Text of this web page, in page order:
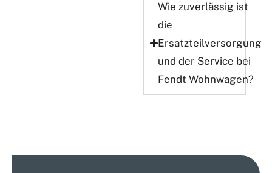
Wie zuverlässig ist
die
Ersatzteilversorgung
und der Service bei
Fendt Wohnwagen?